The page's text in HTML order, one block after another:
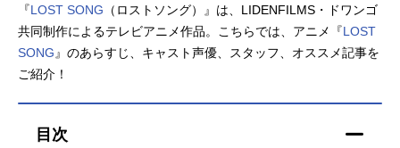
アニメ記事一覧 声優記事一覧
アニメ映画一覧 実写化映画一覧
今期アニメ曜日別一覧
『LOST SONG （ロストソング）』は、LIDENFILMS・ドワンゴ
共同制作によるテレビアニメ作品。こちらでは、アニメ『LOST
SONG 』のあらすじ、キャスト声優、スタッフ、オススメ記事を
ご紹介！
目次